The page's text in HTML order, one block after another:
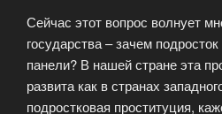
Сейчас этот вопрос волнует
государства – зачем
панели? В нашей стране эта
развита как в странах
подростковая проституция,